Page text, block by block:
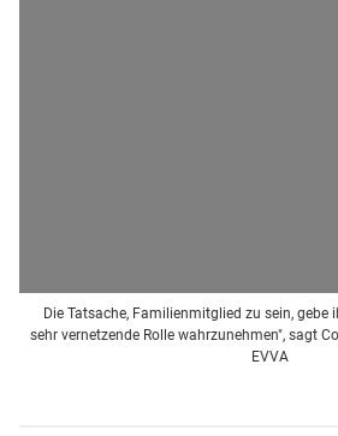
Die Tatsache, Familienmitglied zu sein, gebe
sehr vernetzende Rolle wahrzunehmen", sagt
EVVA